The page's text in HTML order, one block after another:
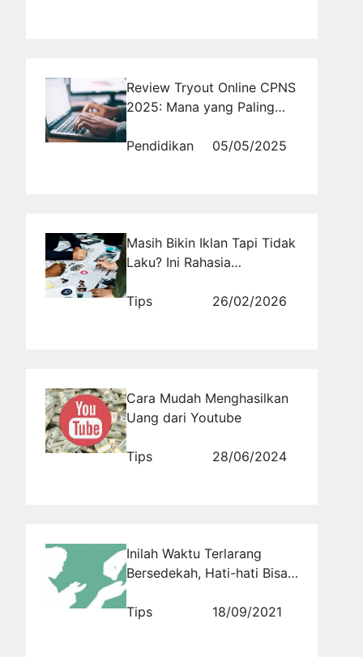
Review Tryout Online CPNS
2025: Mana yang Paling
Pendidikan
05/05/2025
Masih Bikin Iklan Tapi Tidak
Laku? Ini Rahasia
Kampanye Digital yang
Tips 26/02/2026
Cara Mudah Menghasilkan
Uang dari Youtube
Tips 28/06/2024
Inilah Waktu Terlarang
Bersedekah, Hati-hati Bisa
Jika Sedekah di Waktu Ini
Tips 18/09/2021